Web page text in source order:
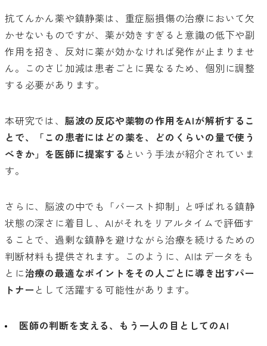
抗てんかん薬や鎮静薬は、重症脳損傷の治療において欠
かせないものですが、薬が効きすぎると意識の低下や副
作用を招き、反対に薬が効かなければ発作が止まりませ
ん。このさじ加減は患者ごとに異なるため、個別に調整
する必要があります。
本研究では、 脳波の反応や薬物の作用をAIが解析するこ
とで、「この患者にはどの薬を、どのくらいの量で使う
べきか」を医師に提案する という手法が紹介されていま
す。
さらに、脳波の中でも「バースト抑制」と呼ばれる鎮静
状態の深さに着目し、AIがそれをリアルタイムで評価す
ることで、過剰な鎮静を避けながら治療を続けるための
判断材料も提供されます。このように、AIはデータをも
とに治療の最適なポイントをその人ごとに導き出すパー
トナー として活躍する可能性があります。
医師の判断を支える、もう一人の目としてのAI